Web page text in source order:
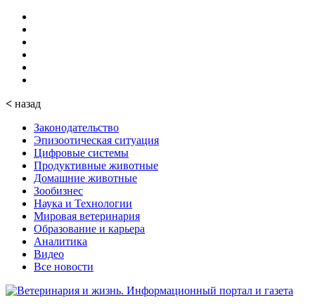
< назад
Законодательство
Эпизоотическая ситуация
Цифровые системы
Продуктивные животные
Домашние животные
Зообизнес
Наука и Технологии
Мировая ветеринария
Образование и карьера
Аналитика
Видео
Все новости